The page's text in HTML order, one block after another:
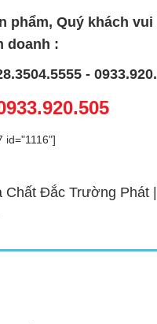
phẩm, Quý khách
doanh :
-
id="1116"]
Chất Đắc Trường Phát